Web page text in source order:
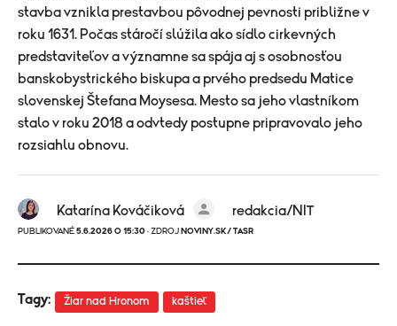
stavba vznikla prestavbou pôvodnej pevnosti približne v
roku 1631. Počas stáročí slúžila ako sídlo cirkevných
predstaviteľov a významne sa spája aj s osobnosťou
banskobystrického biskupa a prvého predsedu Matice
slovenskej Štefana Moysesa. Mesto sa jeho vlastníkom
stalo v roku 2018 a odvtedy postupne pripravovalo jeho
rozsiahlu obnovu.
Katarína Kováčiková redakcia/NIT
PUBLIKOVANÉ 5.6.2026 O 15:30 · ZDROJ NOVINY.SK/ TASR
Tagy: Žiar nad Hronom kaštieľ